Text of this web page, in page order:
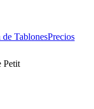
de TablonesPrecios
Petit